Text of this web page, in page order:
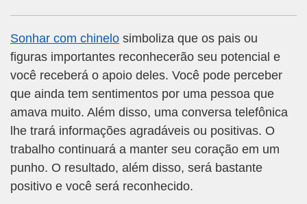
Sonhar com chinelo simboliza que os pais ou
figuras importantes reconhecerão seu potencial e
você receberá o apoio deles. Você pode perceber
que ainda tem sentimentos por uma pessoa que
amava muito. Além disso, uma conversa telefônica
lhe trará informações agradáveis ou positivas. O
trabalho continuará a manter seu coração em um
punho. O resultado, além disso, será bastante
positivo e você será reconhecido.